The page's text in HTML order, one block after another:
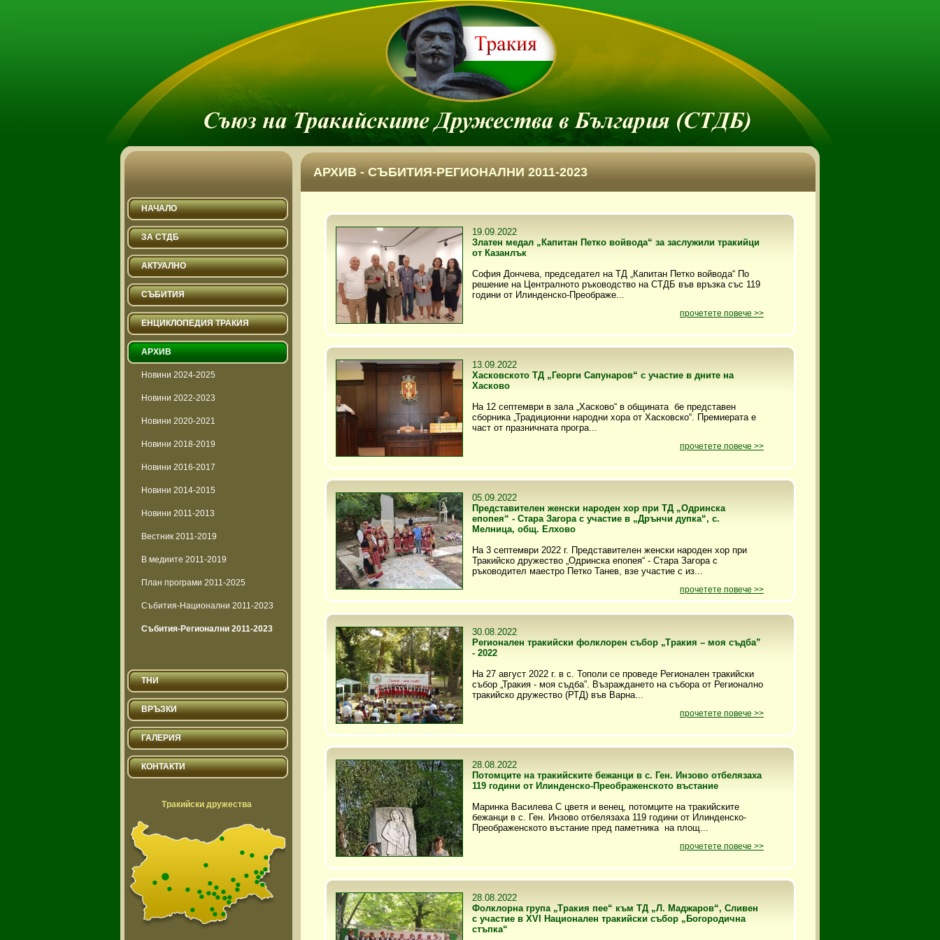
АРХИВ - СЪБИТИЯ-РЕГИОНАЛНИ 2011-2023
НАЧАЛО
ЗА СТДБ
АКТУАЛНО
СЪБИТИЯ
ЕНЦИКЛОПЕДИЯ ТРАКИЯ
АРХИВ
Новини 2024-2025
Новини 2022-2023
Новини 2020-2021
Новини 2018-2019
Новини 2016-2017
Новини 2014-2015
Новини 2011-2013
Вестник 2011-2019
В медиите 2011-2019
План програми 2011-2025
Събития-Национални 2011-2023
Събития-Регионални 2011-2023
ТНИ
ВРЪЗКИ
ГАЛЕРИЯ
КОНТАКТИ
Тракийски дружества
19.09.2022
Златен медал „Капитан Петко войвода“ за заслужили тракийци
от Казанлък
София Дончева, председател на ТД „Капитан Петко войвода“ По
решение на Централното ръководство на СТДБ във връзка със 119
години от Илинденско-Преображе...
прочетете повече >>
13.09.2022
Хасковското ТД „Георги Сапунаров“ с участие в дните на
Хасково
На 12 септември в зала „Хасково“ в общината бе представен
сборника „Традиционни народни хора от Хасковско“. Премиерата е
част от празничната програ...
прочетете повече >>
05.09.2022
Представителен женски народен хор при ТД „Одринска
епопея“ - Стара Загора с участие в „Дрънчи дупка“, с.
Мелница, общ. Елхово
На 3 септември 2022 г. Представителен женски народен хор при
Тракийско дружество „Одринска епопея“ - Стара Загора с
ръководител маестро Петко Танев, взе участие с из...
прочетете повече >>
30.08.2022
Регионален тракийски фолклорен събор „Тракия – моя съдба”
- 2022
На 27 август 2022 г. в с. Тополи се проведе Регионален тракийски
събор „Тракия - моя съдба”. Възраждането на събора от Регионално
тракийско дружество (РТД) във Варна...
прочетете повече >>
28.08.2022
Потомците на тракийските бежанци в с. Ген. Инзово отбелязаха
119 години от Илинденско-Преображенското въстание
Маринка Василева С цветя и венец, потомците на тракийските
бежанци в с. Ген. Инзово отбелязаха 119 години от Илинденско-
Преображенското въстание пред паметника на площ...
прочетете повече >>
28.08.2022
Фолклорна група „Тракия пее“ към ТД „Л. Маджаров“, Сливен
с участие в XVI Национален тракийски събор „Богородична
стъпка“